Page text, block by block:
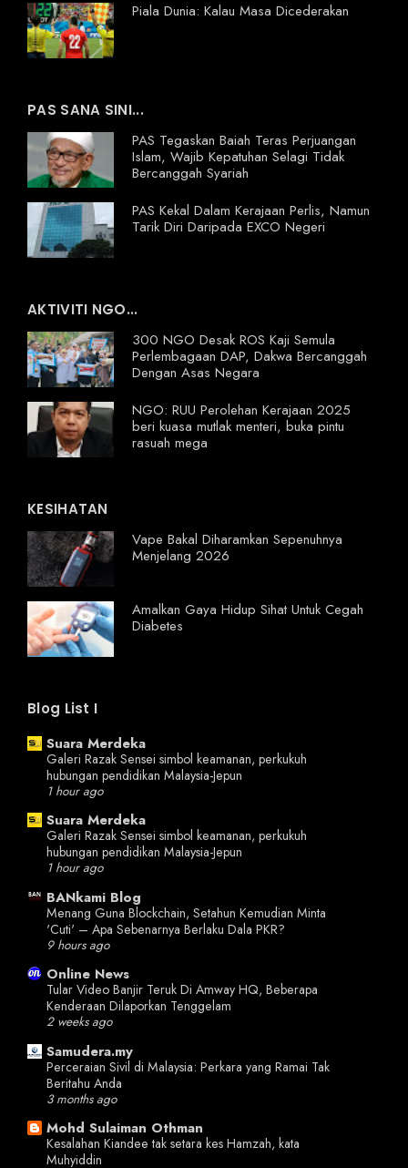
Piala Dunia: Kalau Masa Dicederakan
PAS SANA SINI...
PAS Tegaskan Baiah Teras Perjuangan
Islam, Wajib Kepatuhan Selagi Tidak
Bercanggah Syariah
PAS Kekal Dalam Kerajaan Perlis, Namun
Tarik Diri Daripada EXCO Negeri
AKTIVITI NGO...
300 NGO Desak ROS Kaji Semula
Perlembagaan DAP, Dakwa Bercanggah
Dengan Asas Negara
NGO: RUU Perolehan Kerajaan 2025
beri kuasa mutlak menteri, buka pintu
rasuah mega
KESIHATAN
Vape Bakal Diharamkan Sepenuhnya
Menjelang 2026
Amalkan Gaya Hidup Sihat Untuk Cegah
Diabetes
Blog List I
Suara Merdeka
Galeri Razak Sensei simbol keamanan, perkukuh
hubungan pendidikan Malaysia-Jepun
1 hour ago
Suara Merdeka
Galeri Razak Sensei simbol keamanan, perkukuh
hubungan pendidikan Malaysia-Jepun
1 hour ago
BANkami Blog
Menang Guna Blockchain, Setahun Kemudian Minta
'Cuti' – Apa Sebenarnya Berlaku Dala PKR?
9 hours ago
Online News
Tular Video Banjir Teruk Di Amway HQ, Beberapa
Kenderaan Dilaporkan Tenggelam
2 weeks ago
Samudera.my
Perceraian Sivil di Malaysia: Perkara yang Ramai Tak
Beritahu Anda
3 months ago
Mohd Sulaiman Othman
Kesalahan Kiandee tak setara kes Hamzah, kata
Muhyiddin